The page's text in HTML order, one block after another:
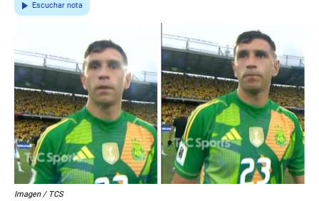
Escuchar nota
Imagen / TCS